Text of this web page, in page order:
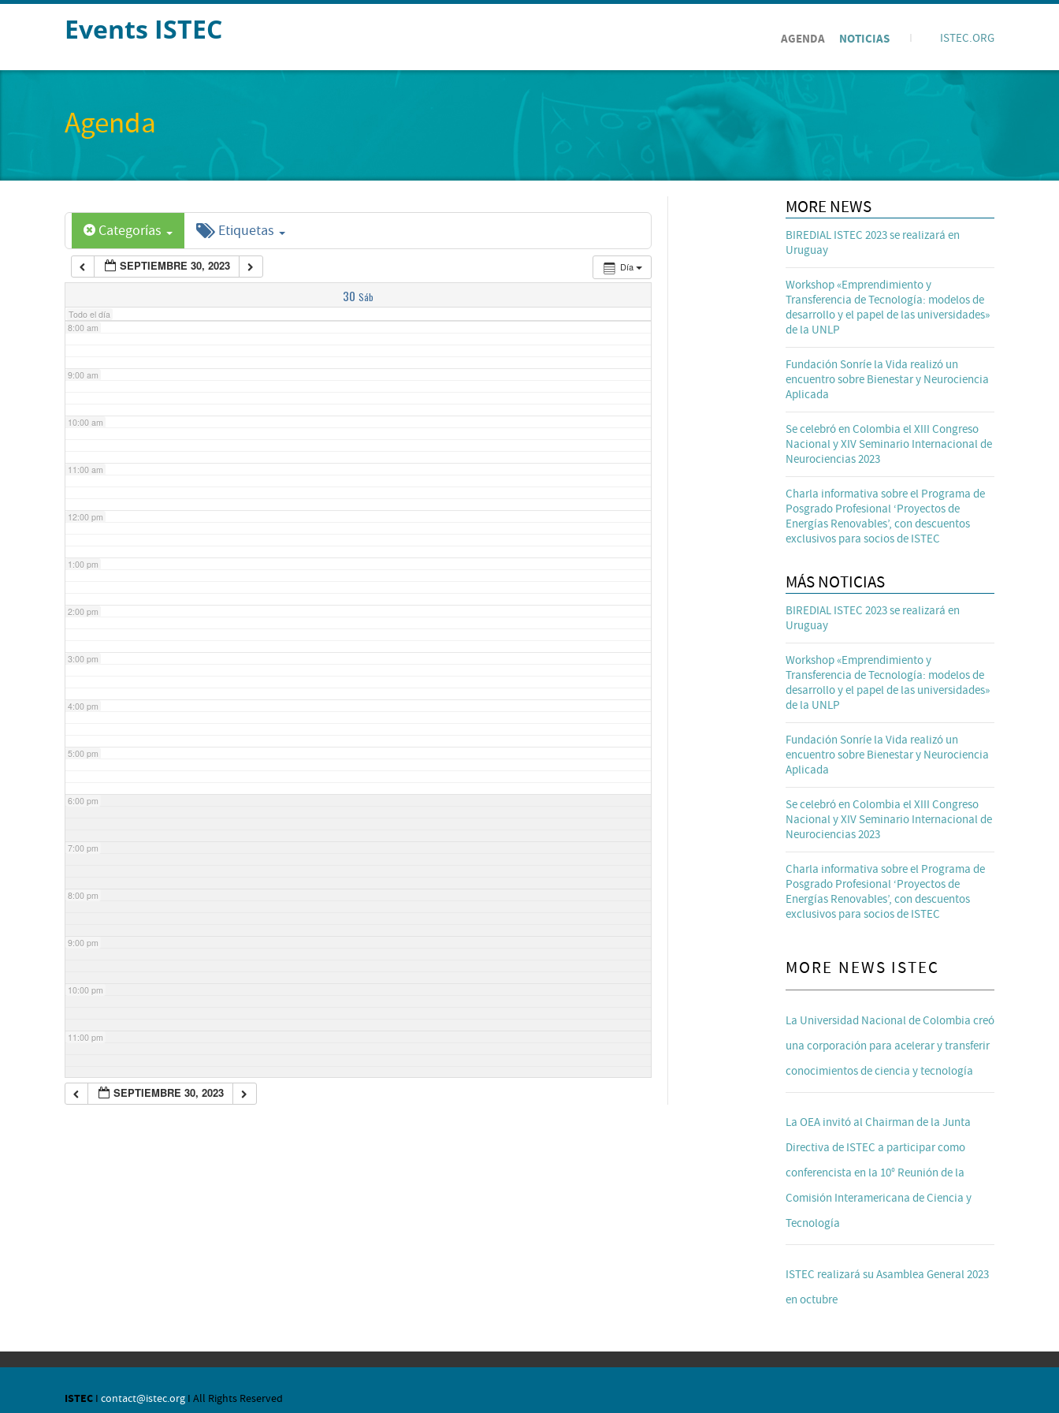
Events ISTEC AGENDA NOTICIAS ISTEC.ORG
Agenda
Categorías Etiquetas
Día
SEPTIEMBRE 30, 2023
30 Sáb
Todo el día
4:00 am
6:00 am
7:00 am
8:00 am
9:00 am
10:00 am
11:00 am
12:00 pm
1:00 pm
2:00 pm
3:00 pm
4:00 pm
5:00 pm
6:00 pm
7:00 pm
8:00 pm
9:00 pm
10:00 pm
11:00 pm
SEPTIEMBRE 30, 2023
MORE NEWS
BIREDIAL ISTEC 2023 se realizará en
Uruguay
Workshop «Emprendimiento y
Transferencia de Tecnología: modelos de
desarrollo y el papel de las universidades»
de la UNLP
Fundación Sonríe la Vida realizó un
encuentro sobre Bienestar y Neurociencia
Aplicada
Se celebró en Colombia el XIII Congreso
Nacional y XIV Seminario Internacional de
Neurociencias 2023
Charla informativa sobre el Programa de
Posgrado Profesional ‘Proyectos de
Energías Renovables’, con descuentos
exclusivos para socios de ISTEC
MÁS NOTICIAS
BIREDIAL ISTEC 2023 se realizará en
Uruguay
Workshop «Emprendimiento y
Transferencia de Tecnología: modelos de
desarrollo y el papel de las universidades»
de la UNLP
Fundación Sonríe la Vida realizó un
encuentro sobre Bienestar y Neurociencia
Aplicada
Se celebró en Colombia el XIII Congreso
Nacional y XIV Seminario Internacional de
Neurociencias 2023
Charla informativa sobre el Programa de
Posgrado Profesional ‘Proyectos de
Energías Renovables’, con descuentos
exclusivos para socios de ISTEC
MORE NEWS ISTEC
La Universidad Nacional de Colombia creó
una corporación para acelerar y transferir
conocimientos de ciencia y tecnología
La OEA invitó al Chairman de la Junta
Directiva de ISTEC a participar como
conferencista en la 10° Reunión de la
Comisión Interamericana de Ciencia y
Tecnología
ISTEC realizará su Asamblea General 2023
en octubre
ISTEC I contact@istec.org I All Rights Reserved